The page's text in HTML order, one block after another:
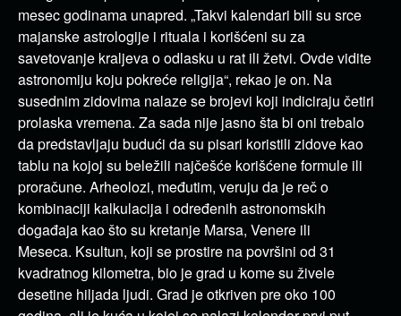
mesec godinama unapred. „Takvi kalendari bili su srce
majanske astrologije i rituala i korišćeni su za
savetovanje kraljeva o odlasku u rat ili žetvi. Ovde vidite
astronomiju koju pokreće religija“, rekao je on. Na
susednim zidovima nalaze se brojevi koji indiciraju četiri
prolaska vremena. Za sada nije jasno šta bi oni trebalo
da predstavljaju budući da su pisari koristili zidove kao
tablu na kojoj su beležili najčešće korišćene formule ili
proračune. Arheolozi, međutim, veruju da je reč o
kombinaciji kalkulacija i određenih astronomskih
događaja kao što su kretanje Marsa, Venere ili
Meseca. Ksultun, koji se prostire na površini od 31
kvadratnog kilometra, bio je grad u kome su živele
desetine hiljada ljudi. Grad je otkriven pre oko 100